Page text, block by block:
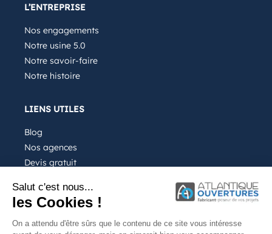
L’ENTREPRISE
Nos engagements
Notre usine 5.0
Notre savoir-faire
Notre histoire
LIENS UTILES
Blog
Nos agences
Devis gratuit
FAQ
Salut c'est nous...
les Cookies !
On a attendu d'être sûrs que le contenu de ce site vous intéresse